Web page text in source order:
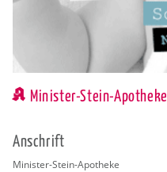
Minister-Stein-Apotheke
An­schrift
Mi­nis­ter-Stein-Apo­the­ke